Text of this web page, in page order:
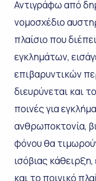
Αντιγράφω από
νομοσχέδιο
πλαίσιο που
εγκλημάτων,
επιβαρυντικών
διευρύνεται και
ποινές για
ανθρωποκτονία,
φόνου θα
ισόβιας
και το ποινικό